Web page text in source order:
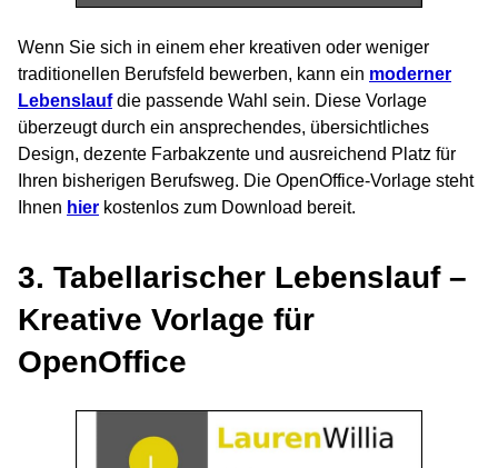
Wenn Sie sich in einem eher kreativen oder weniger
traditionellen Berufsfeld bewerben, kann ein moderner
Lebenslaufdie passende Wahl sein. Diese Vorlage
überzeugt durch ein ansprechendes, übersichtliches
Design, dezente Farbakzente und ausreichend Platz für
Ihren bisherigen Berufsweg. Die OpenOffice-Vorlage steht
Ihnen hier kostenlos zum Download bereit.
3. Tabellarischer Lebenslauf –
Kreative Vorlage für
OpenOffice